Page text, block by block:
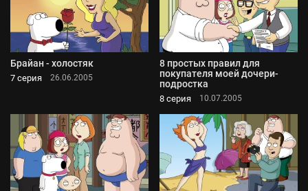
Брайан - холостяк
7 серия 26.06.2005
8 простых правил для
покупателя моей дочери-
подростка
8 серия 10.07.2005